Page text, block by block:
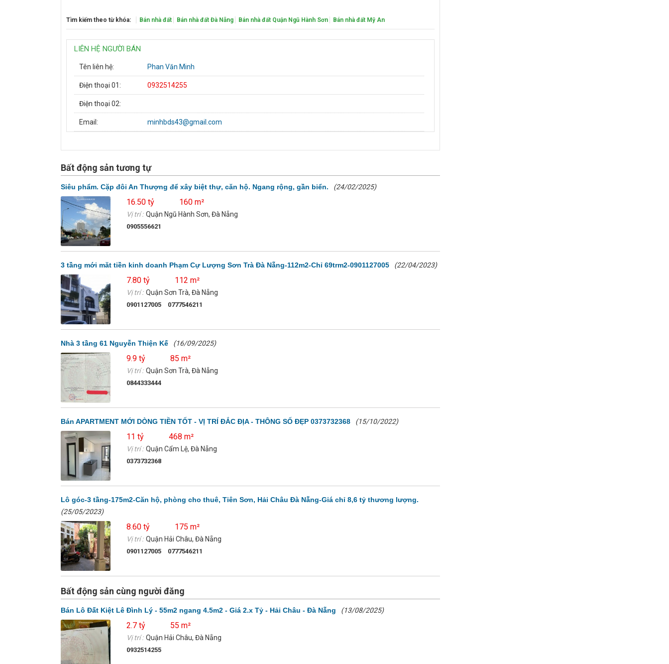
Tìm kiếm theo từ khóa: Bán nhà đất Bán nhà đất Đà Nẵng Bán nhà đất Quận Ngũ Hành Sơn Bán nhà đất Mỹ An
LIÊN HỆ NGƯỜI BÁN
Tên liên hệ: Phan Văn Minh
Điện thoại 01: 0932514255
Điện thoại 02:
Email: minhbds43@gmail.com
Bất động sản tương tự
Siêu phẩm. Cặp đôi An Thượng để xây biệt thự, căn hộ. Ngang rộng, gần biển. (24/02/2025)
16.50 tỷ 160 m²
Vị trí : Quận Ngũ Hành Sơn, Đà Nẵng
0905556621
3 tầng mới măt tiền kinh doanh Phạm Cự Lượng Sơn Trà Đà Nẵng-112m2-Chỉ 69trm2-0901127005 (22/04/2023)
7.80 tỷ 112 m²
Vị trí : Quận Sơn Trà, Đà Nẵng
0901127005 0777546211
Nhà 3 tầng 61 Nguyễn Thiện Kế (16/09/2025)
9.9 tỷ 85 m²
Vị trí : Quận Sơn Trà, Đà Nẵng
0844333444
Bán APARTMENT MỚI DÒNG TIỀN TỐT - VỊ TRÍ ĐẮC ĐỊA - THÔNG SỐ ĐẸP 0373732368 (15/10/2022)
11 tỷ 468 m²
Vị trí : Quận Cẩm Lệ, Đà Nẵng
0373732368
Lô góc-3 tầng-175m2-Căn hộ, phòng cho thuê, Tiên Sơn, Hải Châu Đà Nẵng-Giá chỉ 8,6 tỷ thương lượng.
(25/05/2023)
8.60 tỷ 175 m²
Vị trí : Quận Hải Châu, Đà Nẵng
0901127005 0777546211
Bất động sản cùng người đăng
Bán Lô Đất Kiệt Lê Đình Lý - 55m2 ngang 4.5m2 - Giá 2.x Tỷ - Hải Châu - Đà Nẵng (13/08/2025)
2.7 tỷ 55 m²
Vị trí : Quận Hải Châu, Đà Nẵng
0932514255